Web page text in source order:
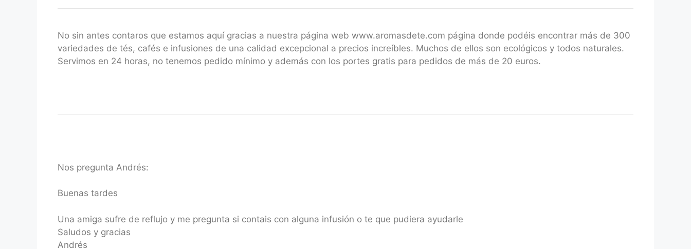
No sin antes contaros que estamos aquí gracias a nuestra página web www.aromasdete.com página donde podéis encontrar más de 300
variedades de tés, cafés e infusiones de una calidad excepcional a precios increíbles. Muchos de ellos son ecológicos y todos naturales.
Servimos en 24 horas, no tenemos pedido mínimo y además con los portes gratis para pedidos de más de 20 euros.
Nos pregunta Andrés:
Buenas tardes
Una amiga sufre de reflujo y me pregunta si contais con alguna infusión o te que pudiera ayudarle
Saludos y gracias
Andrés